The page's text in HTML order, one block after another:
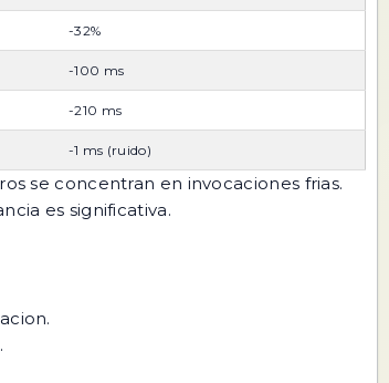
-32%
-100 ms
-210 ms
-1 ms (ruido)
se concentran en invocaciones frias.
es significativa.